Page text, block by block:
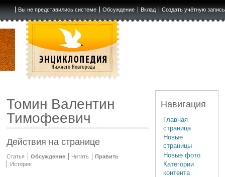
Вы не представились системе Обсуждение Вклад Создать учётную запись
Томин Валентин
Тимофеевич
Действия на странице
Статья Обсуждение Читать
Править
История
Навигация
Главная
страница
Новые
страницы
Новые фото
Категории
контента